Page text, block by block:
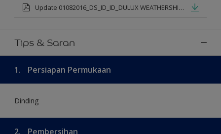
Update 01082016_DS_ID_ID_DULUX WEATHERSHIELD PRO PREMIUM EXTERIOR_mod.pdf
Tips & Saran
1. Persiapan Permukaan
Dinding
2. Pembersihan